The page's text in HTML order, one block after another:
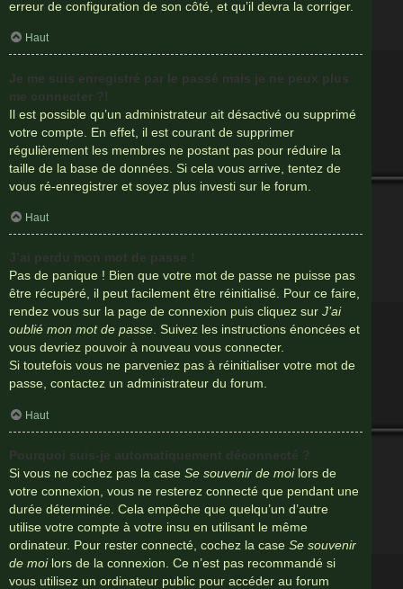
erreur de configuration de son côté, et qu’il devra la corriger.
Haut
Je me suis enregistré par le passé mais je ne peux plus
me connecter ?!
Il est possible qu’un administrateur ait désactivé ou supprimé
votre compte. En effet, il est courant de supprimer
régulièrement les membres ne postant pas pour réduire la
taille de la base de données. Si cela vous arrive, tentez de
vous ré-enregistrer et soyez plus investi sur le forum.
Haut
J’ai perdu mon mot de passe !
Pas de panique ! Bien que votre mot de passe ne puisse pas
être récupéré, il peut facilement être réinitialisé. Pour ce faire,
rendez vous sur la page de connexion puis cliquez sur J’ai
oublié mon mot de passe. Suivez les instructions énoncées et
vous devriez pouvoir à nouveau vous connecter.
Si toutefois vous ne parveniez pas à réinitialiser votre mot de
passe, contactez un administrateur du forum.
Haut
Pourquoi suis-je automatiquement déconnecté ?
Si vous ne cochez pas la case Se souvenir de moilors de
votre connexion, vous ne resterez connecté que pendant une
durée déterminée. Cela empêche que quelqu’un d’autre
utilise votre compte à votre insu en utilisant le même
ordinateur. Pour rester connecté, cochez la case Se souvenir
de moilors de la connexion. Ce n’est pas recommandé si
vous utilisez un ordinateur public pour accéder au forum